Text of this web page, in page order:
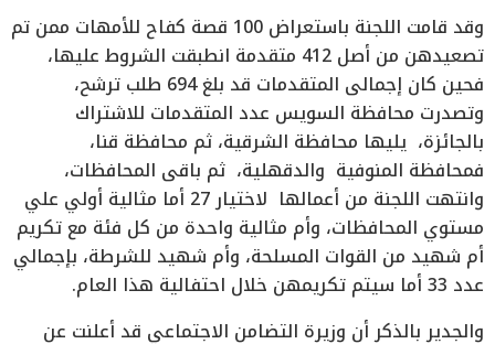
وقد قامت اللجنة باستعراض 100 قصة كفاح للأمهات ممن تم
تصعيدهن من أصل 412 متقدمة انطبقت الشروط عليها،
فحين كان إجمالى المتقدمات قد بلغ 694 طلب ترشح،
وتصدرت محافظة السويس عدد المتقدمات للاشتراك
بالجائزة، يليها محافظة الشرقية، ثم محافظة قنا،
فمحافظة المنوفية والدقهلية، ثم باقى المحافظات،
وانتهت اللجنة من أعمالها لاختيار 27 أما مثالية أولي علي
مستوي المحافظات، وأم مثالية واحدة من كل فئة مع تكريم
أم شهيد من القوات المسلحة، وأم شهيد للشرطة، بإجمالي
عدد 33 أما سيتم تكريمهن خلال احتفالية هذا العام.
والجدير بالذكر أن وزيرة التضامن الاجتماعي قد أعلنت عن